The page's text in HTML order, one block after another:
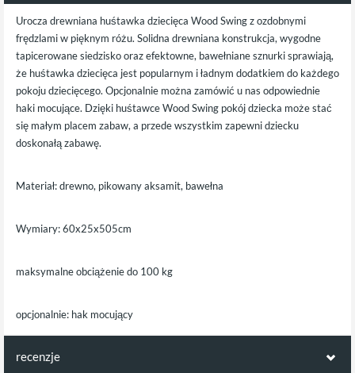
Urocza drewniana huśtawka dziecięca Wood Swing z ozdobnymi
frędzlami w pięknym różu. Solidna drewniana konstrukcja, wygodne
tapicerowane siedzisko oraz efektowne, bawełniane sznurki sprawiają,
że huśtawka dziecięca jest popularnym i ładnym dodatkiem do każdego
pokoju dziecięcego. Opcjonalnie można zamówić u nas odpowiednie
haki mocujące. Dzięki huśtawce Wood Swing pokój dziecka może stać
się małym placem zabaw, a przede wszystkim zapewni dziecku
doskonałą zabawę.
Materiał: drewno, pikowany aksamit, bawełna
Wymiary: 60x25x505cm
maksymalne obciążenie do 100 kg
opcjonalnie: hak mocujący
recenzje